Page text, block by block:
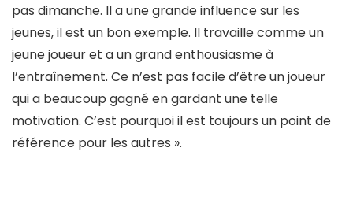
pas dimanche. Il a une grande influence sur les
jeunes, il est un bon exemple. Il travaille comme un
jeune joueur et a un grand enthousiasme à
l’entraînement. Ce n’est pas facile d’être un joueur
qui a beaucoup gagné en gardant une telle
motivation. C’est pourquoi il est toujours un point de
référence pour les autres ».